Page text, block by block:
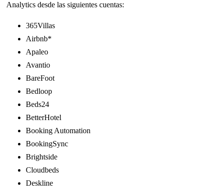
Analytics desde las siguientes cuentas:
365Villas
Airbnb*
Apaleo
Avantio
BareFoot
Bedloop
Beds24
BetterHotel
Booking Automation
BookingSync
Brightside
Cloudbeds
Deskline